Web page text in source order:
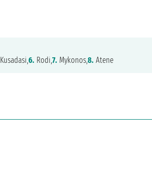
Kusadasi, 6. Rodi, 7. Mykonos,8. Atene